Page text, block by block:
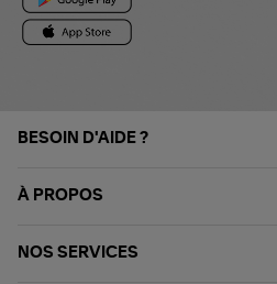
BESOIN D'AIDE ?
À PROPOS
NOS SERVICES